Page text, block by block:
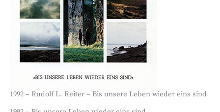
1992 – Rudolf L. Reiter – Bis unsere Leben wieder eins sind